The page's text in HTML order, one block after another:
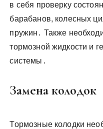
в себя проверку
барабанов, колесных
пружин․ Также
тормозной жидкости и
системы․
Замена колодок
Тормозные колодки